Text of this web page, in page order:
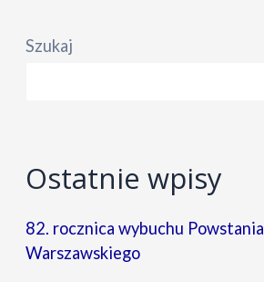
Szukaj
Ostatnie wpisy
82. rocznica wybuchu Powstania
Warszawskiego